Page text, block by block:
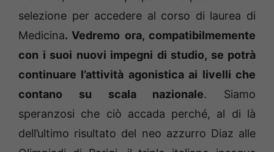
selezione per accedere al corso di laurea di
Medicina. Vedremo ora, compatibilmemente
con i suoi nuovi impegni di studio, se potrà
continuare l’attività agonistica ai livelli che
contano su scala nazionale. Siamo
speranzosi che ciò accada perché, al di là
dell’ultimo risultato del neo azzurro Diaz alle